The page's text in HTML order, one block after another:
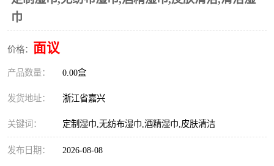
巾
价格： 面议
产品数量： 0.00盒
发货地址： 浙江省嘉兴
关键词： 定制湿巾,无纺布湿巾,酒精湿巾,皮肤清洁
发布日期： 2026-08-08